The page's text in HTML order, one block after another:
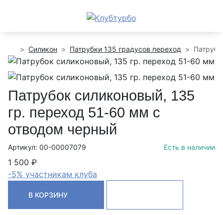
Силикон Патрубки 135 градусов переход
Патрубок силиконовый, 135
гр. переход 51-60 мм с
отводом черный
Артикул: 00-00007079 Есть в наличии
1 500 ₽
-5% участникам клуба
В КОРЗИНУ